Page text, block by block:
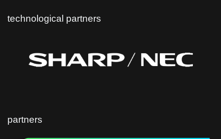
technological partners
partners